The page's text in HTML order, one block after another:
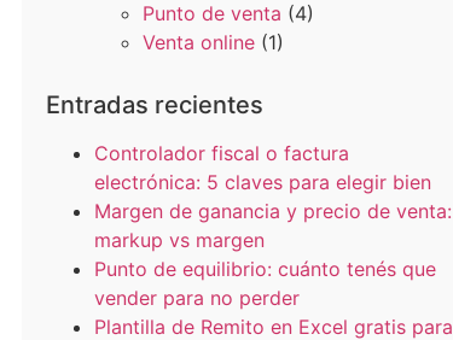
Punto de venta (4)
Venta online(1)
Entradas recientes
Controlador fiscal o factura
electrónica: 5 claves para elegir bien
Margen de ganancia y precio de venta:
markup vs margen
Punto de equilibrio: cuánto tenés que
vender para no perder
Plantilla de Remito en Excel gratis para